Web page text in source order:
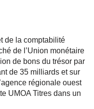
de la comptabilité
de l’Union monétaire
de bons du trésor par
de 35 milliards et sur
régionale ouest
UMOA Titres dans un